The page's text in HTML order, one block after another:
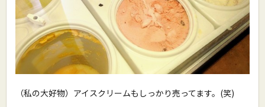
（私の大好物）アイスクリームもしっかり売ってます。(笑)